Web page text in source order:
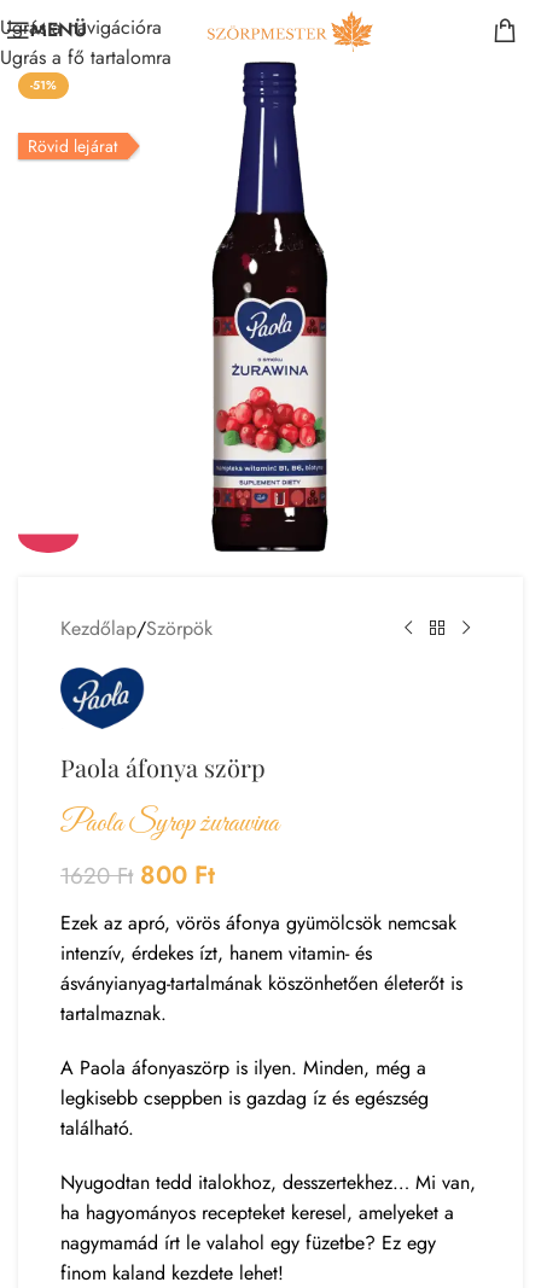
Ugrás a navigációra
Ugrás a fő tartalomra
MENÜ
-51%
Rövid lejárat
Kezdőlap/Szörpök
Paola áfonya szörp
Paola Syrop żurawina
1620Ft 800 Ft
Ezek az apró, vörös áfonya gyümölcsök nemcsak
intenzív, érdekes ízt, hanem vitamin- és
ásványianyag-tartalmának köszönhetően életerőt is
tartalmaznak.
A Paola áfonyaszörp is ilyen. Minden, még a
legkisebb cseppben is gazdag íz és egészség
található.
Nyugodtan tedd italokhoz, desszertekhez… Mi van,
ha hagyományos recepteket keresel, amelyeket a
nagymamád írt le valahol egy füzetbe? Ez egy
finom kaland kezdete lehet!